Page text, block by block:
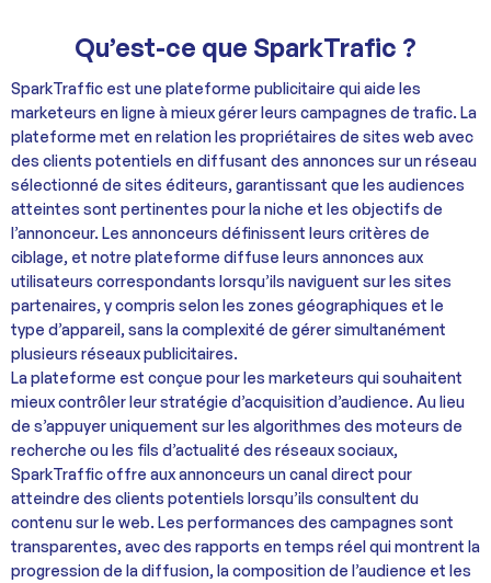
Qu’est-ce que SparkTrafic ?
SparkTraffic est une plateforme publicitaire qui aide les
marketeurs en ligne à mieux gérer leurs campagnes de trafic. La
plateforme met en relation les propriétaires de sites web avec
des clients potentiels en diffusant des annonces sur un réseau
sélectionné de sites éditeurs, garantissant que les audiences
atteintes sont pertinentes pour la niche et les objectifs de
l’annonceur. Les annonceurs définissent leurs critères de
ciblage, et notre plateforme diffuse leurs annonces aux
utilisateurs correspondants lorsqu’ils naviguent sur les sites
partenaires, y compris selon les zones géographiques et le
type d’appareil, sans la complexité de gérer simultanément
plusieurs réseaux publicitaires.
La plateforme est conçue pour les marketeurs qui souhaitent
mieux contrôler leur stratégie d’acquisition d’audience. Au lieu
de s’appuyer uniquement sur les algorithmes des moteurs de
recherche ou les fils d’actualité des réseaux sociaux,
SparkTraffic offre aux annonceurs un canal direct pour
atteindre des clients potentiels lorsqu’ils consultent du
contenu sur le web. Les performances des campagnes sont
transparentes, avec des rapports en temps réel qui montrent la
progression de la diffusion, la composition de l’audience et les